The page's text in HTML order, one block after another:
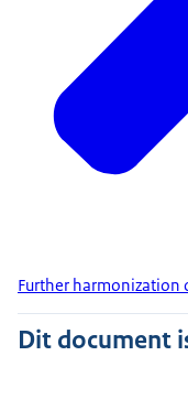
Further harmonization
Dit document